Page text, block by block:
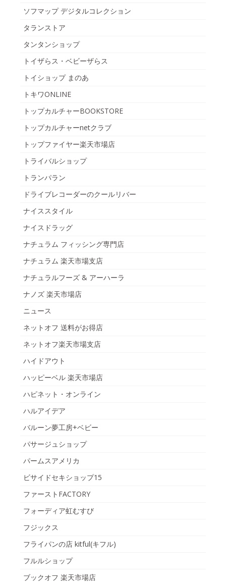
ソフマップ デジタルコレクション
タランストア
タンタンショップ
トイザらス・ベビーザらス
トイショップ まのあ
トキワONLINE
トップカルチャーBOOKSTORE
トップカルチャーnetクラブ
トップファイヤー楽天市場店
トライバルショップ
トランパラン
ドライブレコーダーのクールリバー
ナイススタイル
ナイスドラッグ
ナチュラム フィッシング専門店
ナチュラム 楽天市場支店
ナチュラルフーズ & アーハーラ
ナノズ 楽天市場店
ニュース
ネットオフ 送料がお得店
ネットオフ楽天市場支店
ハイドアウト
ハッピーベル 楽天市場店
ハピネット・オンライン
ハルアイデア
バルーン夢工房+ベビー
パサージュショップ
パームスアメリカ
ビサイドセキショップ15
ファーストFACTORY
フォーディア虹むすび
フジックス
フライパンの店 kitful(キフル)
フルルショップ
ブックオフ 楽天市場店